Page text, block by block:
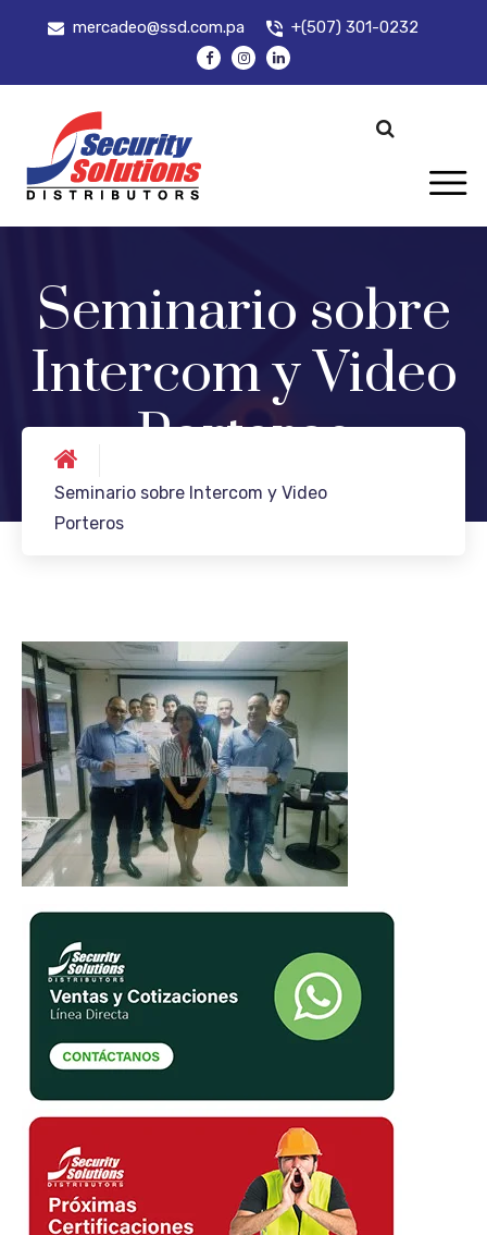
mercadeo@ssd.com.pa +(507) 301-0232
Seminario sobre
Intercom y Video
Porteros
Seminario sobre Intercom y Video
Porteros